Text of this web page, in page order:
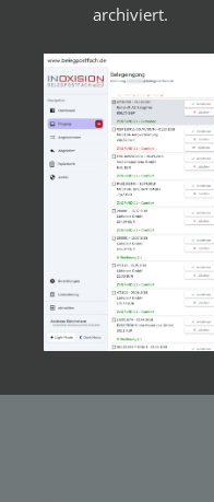
archiviert.